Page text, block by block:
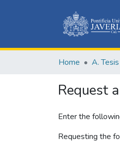
Home A.
Request
Enter the
Requesting the